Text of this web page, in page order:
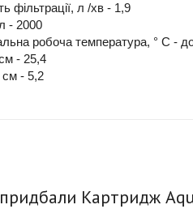
фільтрації, л /хв - 1,9
- 2000
робоча температура, ° С -
- 25,4
см - 5,2
придбали Картридж